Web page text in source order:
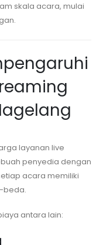
skala acara, mulai
layanan live
penyedia dengan
acara memiliki
beda.
antara lain: